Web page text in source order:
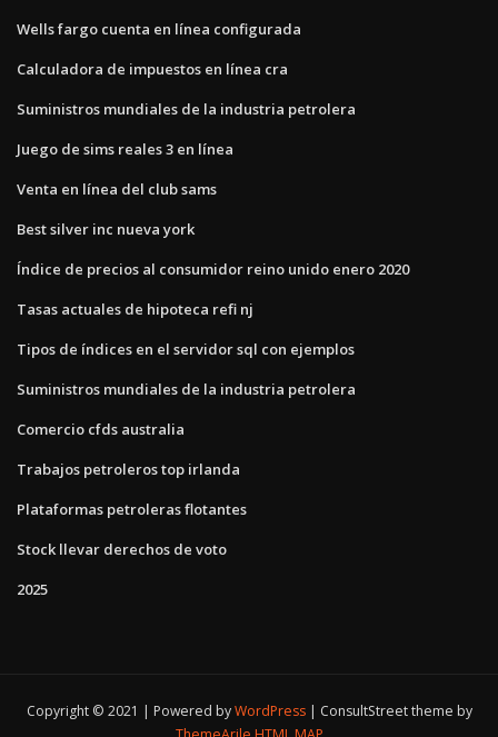
Wells fargo cuenta en línea configurada
Calculadora de impuestos en línea cra
Suministros mundiales de la industria petrolera
Juego de sims reales 3 en línea
Venta en línea del club sams
Best silver inc nueva york
Índice de precios al consumidor reino unido enero 2020
Tasas actuales de hipoteca refi nj
Tipos de índices en el servidor sql con ejemplos
Suministros mundiales de la industria petrolera
Comercio cfds australia
Trabajos petroleros top irlanda
Plataformas petroleras flotantes
Stock llevar derechos de voto
2025
Copyright © 2021 | Powered byWordPress
ConsultStreet theme by